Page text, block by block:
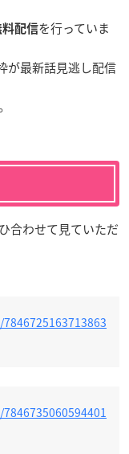
配信を行っていま
が最新話見逃し配信
合わせて見ていただ